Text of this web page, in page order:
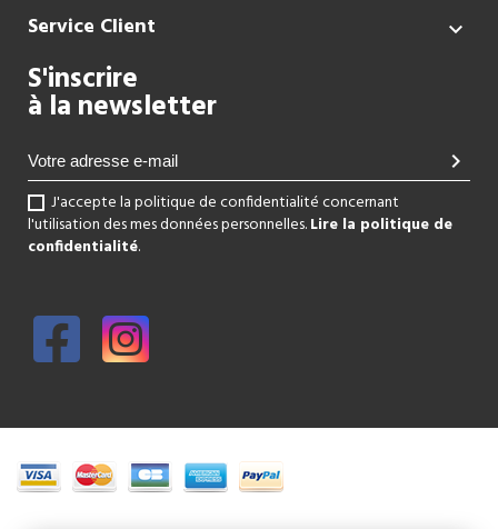
Service Client 
S'inscrire
à la newsletter
chevron_right
J'accepte la politique de confidentialité concernant
l'utilisation des mes données personnelles.Lire la politique de
confidentialité.